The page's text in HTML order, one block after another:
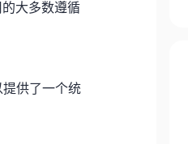
大多数遵循
供了一个统